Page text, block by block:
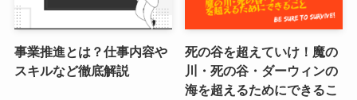
事業推進とは？仕事内容や
スキルなど徹底解説
死の谷を超えていけ！魔の
川・死の谷・ダーウィンの
海を超えるためにできるこ